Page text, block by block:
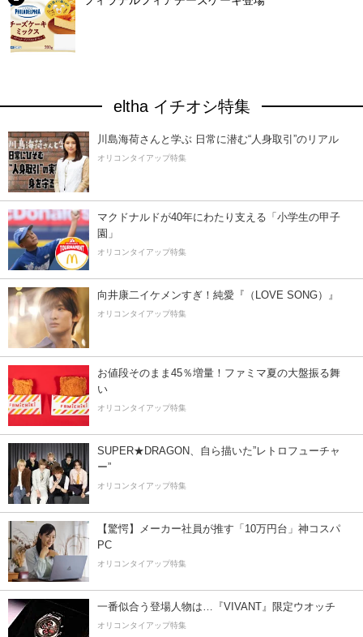
eltha イチオシ特集
川島海荷さんと学ぶ 日常に潜む“人身取引”のリアル
オリコンタイアップ特集
マクドナルドが40年にわたり支える「小学生の甲子
園」
オリコンタイアップ特集
向井康二イケメンすぎ！純愛『（LOVE SONG）』
オリコンタイアップ特集
お値段そのまま45％増量！ファミマ夏の大盤振る舞
い
オリコンタイアップ特集
SUPER★DRAGON、自ら描いた”レトロフューチャ
ー”
オリコンタイアップ特集
【驚愕】メーカー社員が推す「10万円台」神コスパ
PC
オリコンタイアップ特集
一番似合う登場人物は…『VIVANT』限定ウオッチ
オリコンタイアップ特集